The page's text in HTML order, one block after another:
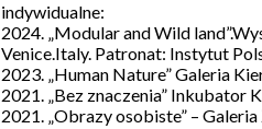
indywidualne:
2024. „Modular and Wild
Venice.Italy. Patronat: Instytut
2023. „Human Nature” Galeria
2021. „Bez znaczenia” Inkubator
2021. „Obrazy osobiste” –